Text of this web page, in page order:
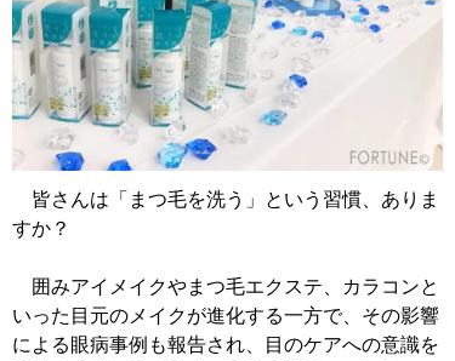
皆さんは「まつ毛を洗う」という習慣、ありま
すか？
囲みアイメイクやまつ毛エクステ、カラコンと
いった目元のメイクが進化する一方で、その影響
による眼病事例も報告され、目のケアへの意識を